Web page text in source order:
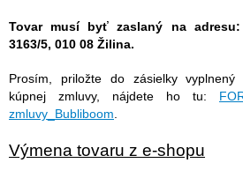
Tovar musí byť zaslaný na adresu:
3163/5, 010 08 Žilina.
Prosím, priložte do zásielky vyplnený
kúpnej zmluvy, nájdete ho tu:
zmluvy_Bubliboom
Výmena tovaru z e-shopu